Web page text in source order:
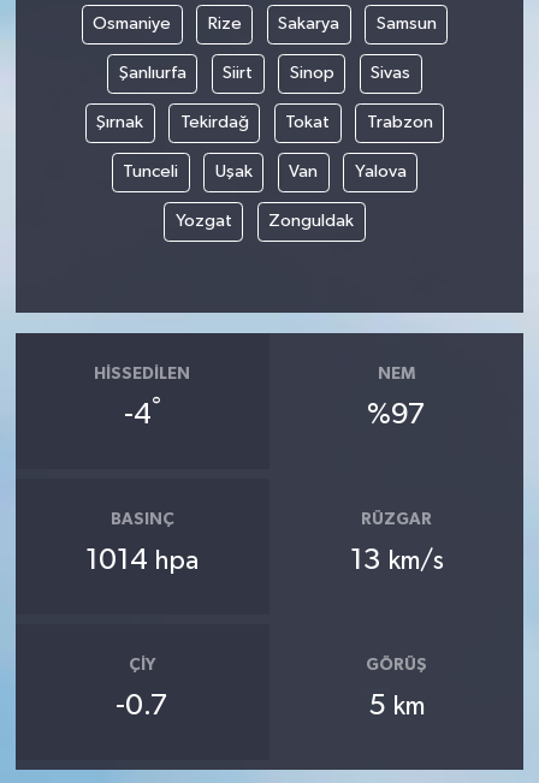
Osmaniye Rize Sakarya Samsun
Şanlıurfa Siirt Sinop Sivas
Şırnak Tekirdağ Tokat Trabzon
Tunceli Uşak Van Yalova
Yozgat Zonguldak
HISSEDILEN
-4°
NEM
%97
BASINÇ
1014 hpa
RÜZGAR
13 km/s
ÇIY
-0.7
GÖRÜŞ
5 km